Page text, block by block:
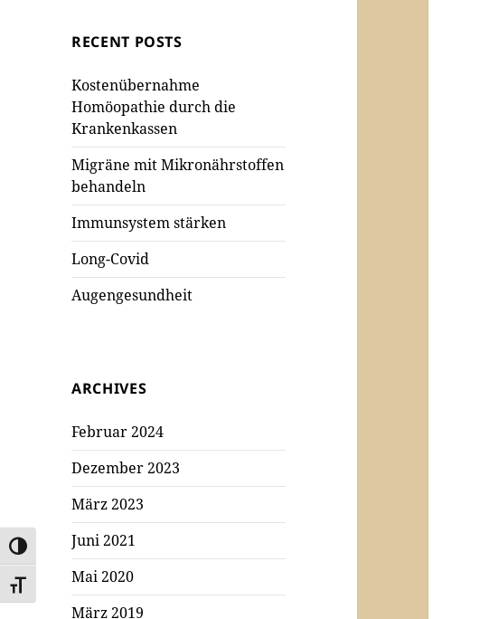
UMSCHALTEN AUF HOHE KONTRASTE
SCHRIFT VERGRÖSSERN
RECENT POSTS
Kostenübernahme
Homöopathie durch die
Krankenkassen
Migräne mit Mikronährstoffen
behandeln
Immunsystem stärken
Long-Covid
Augengesundheit
ARCHIVES
Februar 2024
Dezember 2023
März 2023
Juni 2021
Mai 2020
März 2019